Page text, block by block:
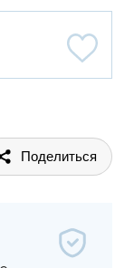
Поделиться